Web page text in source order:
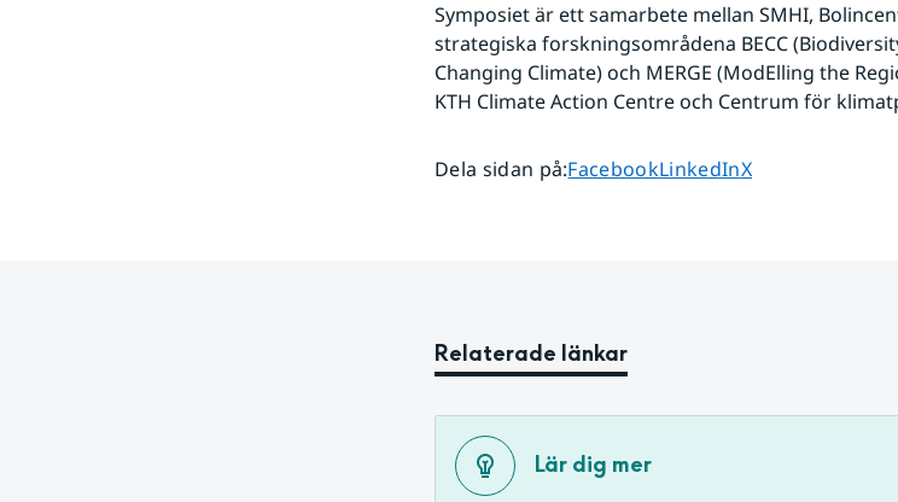
Symposiet är ett samarbete mellan SMHI,
strategiska forskningsområdena BECC
Changing Climate) och MERGE (ModElling the
KTH Climate Action Centre och Centrum för
Dela sidan på:Dela sidan på
FacebookDela sidan på
LinkedInDela sidan på
X
Relaterade länkar
Lär dig mer